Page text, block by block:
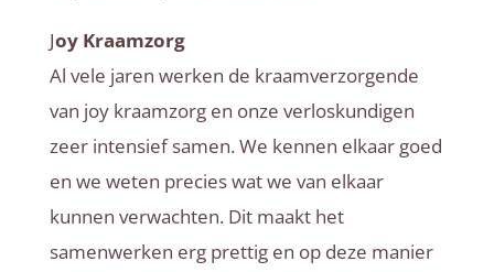
Joy Kraamzorg
Al vele jaren werken de kraamverzorgende
van joy kraamzorg en onze verloskundigen
zeer intensief samen. We kennen elkaar goed
en we weten precies wat we van elkaar
kunnen verwachten. Dit maakt het
samenwerken erg prettig en op deze manier